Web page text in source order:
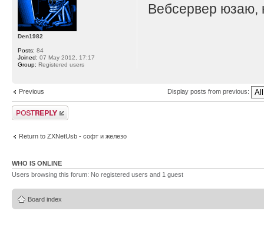
Вебсервер юзаю,
Den1982
Posts: 84
Joined: 07 May 2012, 17:17
Group: Registered users
Previous Display posts from previous:
Post a reply
Return to ZXNetUsb - софт и железо
WHO IS ONLINE
Users browsing this forum: No registered users and 1 guest
Board index